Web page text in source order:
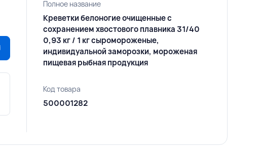
Полное название
Креветки белоногие очищенные с
сохранением хвостового плавника 31/40
0,93 кг / 1 кг сыромороженые,
индивидуальной заморозки, мороженая
пищевая рыбная продукция
Код товара
500001282